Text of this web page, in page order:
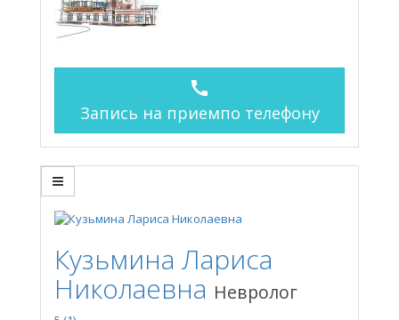
call
Запись на приемпо телефону
Кузьмина Лариса
Николаевна Невролог